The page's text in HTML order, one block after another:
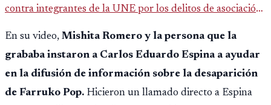
contra integrantes de la UNE por los delitos de asociación
En su video, Mishita Romero y la persona que la
grababa instaron a Carlos Eduardo Espina a ayudar
en la difusión de información sobre la desaparición
de Farruko Pop. Hicieron un llamado directo a Espina